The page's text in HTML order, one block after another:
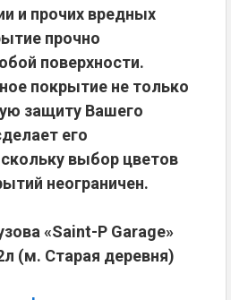
и прочих вредных
прочно
поверхности.
покрытие не только
защиту Вашего
его
выбор цветов
неограничен.
«Saint-P Garage»
(м. Старая деревня)